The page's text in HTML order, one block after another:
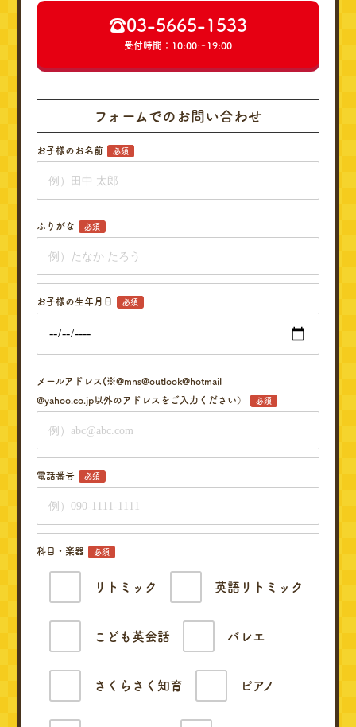
☎︎03-5665-1533
受付時間：10:00～19:00
フォームでのお問い合わせ
お子様のお名前 必須
ふりがな 必須
お子様の生年月日 必須
メールアドレス(※@mns@outlook@hotmail
@yahoo.co.jp以外のアドレスをご入力ください）
必須
電話番号 必須
科目・楽器 必須
リトミック 英語リトミック
こども英会話 バレエ
さくらさく知育 ピアノ